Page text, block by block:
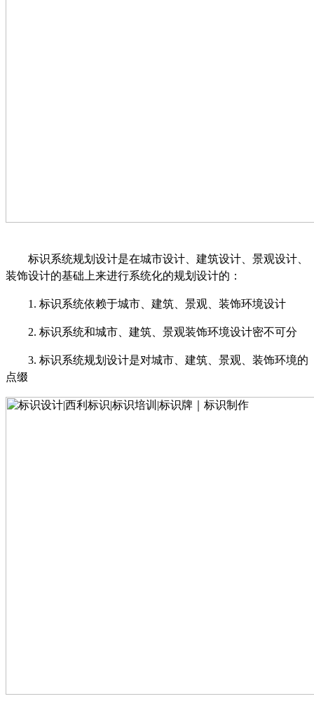
标识系统规划设计是在城市设计、建筑设计、景观设计、
装饰设计的基础上来进行系统化的规划设计的：
1. 标识系统依赖于城市、建筑、景观、装饰环境设计
2. 标识系统和城市、建筑、景观装饰环境设计密不可分
3. 标识系统规划设计是对城市、建筑、景观、装饰环境的
点缀